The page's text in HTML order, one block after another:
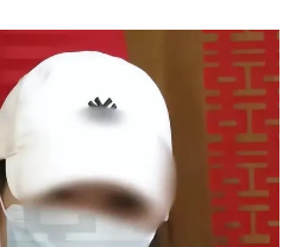
万岁山接盘烂尾恒大文旅城
上海轮渡全线停航
人民的健康、体质、幸福一脉相承